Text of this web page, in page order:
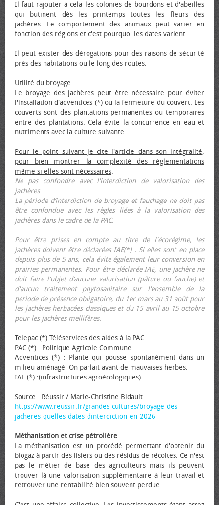
Il faut rajouter à cela les colonies de bourdons et d'abeilles
qui butinent dès les printemps toutes les fleurs des
jachères. Le comportement des animaux peut varier en
fonction des régions et c'est pourquoi les dates varient.
Il peut exister des dérogations pour des raisons de sécurité
près des habitations ou le long des routes.
Utilité du broyage :
Le broyage des jachères peut être nécessaire pour éviter
l'installation d'adventices (*) ou la fermeture du couvert. Les
couverts sont des plantations permanentes ou temporaires
entre des plantations. Cela évite la concurrence en eau et
nutriments avec la culture suivante.
Pour le point suivant je cite l'article dans son intégralité,
pour bien montrer la complexité des réglementations
même si elles sont nécessaires.
Ne pas confondre avec l'interdiction de valorisation des
jachères
La période d’interdiction de broyage et fauchage ne doit pas
être confondue avec les règles liées à la valorisation des
jachères dans le cadre de la PAC.
Pour être prises en compte au titre de l'écorégime, les
jachères doivent être déclarées IAE(*) . Si elles sont en place
depuis plus de 5 ans, cela évite également leur conversion en
prairies permanentes. Pour être déclarée IAE, une jachère ne
doit faire l'objet d’aucune valorisation (pâture ou fauche) et
d'aucun traitement phytosanitaire sur l'ensemble de la
période de présence obligatoire, du 1er mars au 31 août pour
les jachères herbacées classiques et du 15 avril au 15 octobre
pour les jachères mellifères.
Telepac (*) Téléservices des aides à la PAC
PAC (*) : Politique Agricole Commune
Adventices (*) : Plante qui pousse spontanément dans un
milieu aménagé. On parlait avant de mauvaises herbes.
IAE (*) :(infrastructures agroécologiques)
Source : Réussir / Marie-Christine Bidault
https://www.reussir.fr/grandes-cultures/broyage-des-
jacheres-quelles-dates-dinterdiction-en-2026
Méthanisation et crise pétrolière
La méthanisation est un procédé permettant d'obtenir du
biogaz à partir des lisiers ou des résidus de récoltes. Ce n'est
pas le métier de base des agriculteurs mais ils peuvent
trouver là une valorisation supplémentaire à leur travail et
retrouver une rentabilité bien souvent perdue.